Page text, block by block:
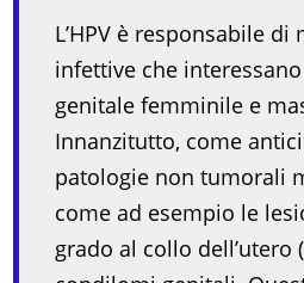
L’HPV è responsabile
infettive che interessano
genitale femminile e
Innanzitutto, come
patologie non tumorali
come ad esempio le
grado al collo dell’utero